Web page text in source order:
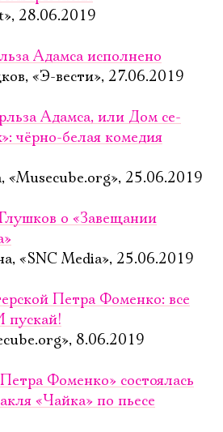
28.06.2019
Адамса исполнено
«Э-вести», 27.06.2019
Адам­са, или Дом се­
чёрно-белая комедия
25.06.2019
о «Завещании
«SNC Media», 25.06.2019
Петра Фоменко: все
пускай!
8.06.2019
Фоменко» состоялась
«Чайка» по пьесе